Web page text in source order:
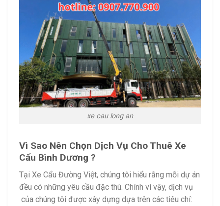
xe cau long an
Vì Sao Nên Chọn Dịch Vụ Cho Thuê Xe
Cẩu Bình Dương ?
Tại Xe Cẩu Đường Việt, chúng tôi hiểu rằng mỗi dự án
đều có những yêu cầu đặc thù. Chính vì vậy, dịch vụ
của chúng tôi được xây dựng dựa trên các tiêu chí: